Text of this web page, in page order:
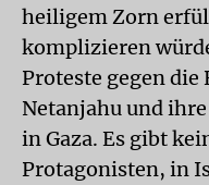
heiligem Zorn
komplizieren
Proteste gegen
Netanjahu und
in Gaza. Es gibt
Protagonisten, in